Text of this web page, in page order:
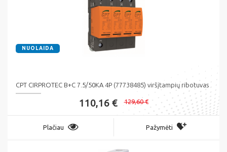
NUOLAIDA
CPT CIRPROTEC B+C 7.5/50KA 4P (77738485) viršįtampių ribotuvas
110,16 € 129,60 €
Plačiau Pažymėti